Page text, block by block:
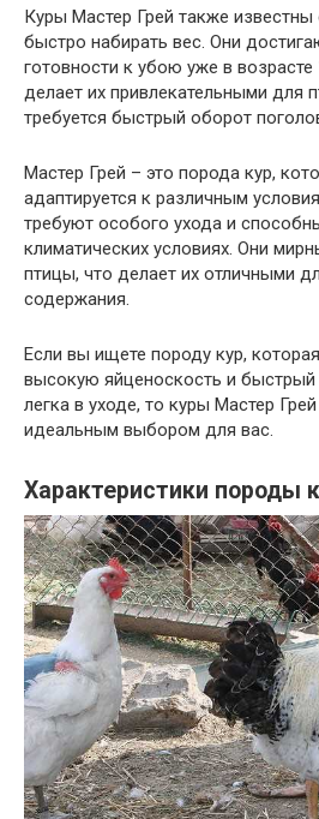
Куры Мастер Грей также
быстро набирать вес. Они
готовности к убою уже в
делает их привлекательными для
требуется быстрый оборот
Мастер Грей – это порода кур,
адаптируется к различным
требуют особого ухода и
климатических условиях. Они
птицы, что делает их отличными
содержания.
Если вы ищете породу кур,
высокую яйценоскость и быстрый
легка в уходе, то куры Мастер
идеальным выбором для вас.
Характеристики породы